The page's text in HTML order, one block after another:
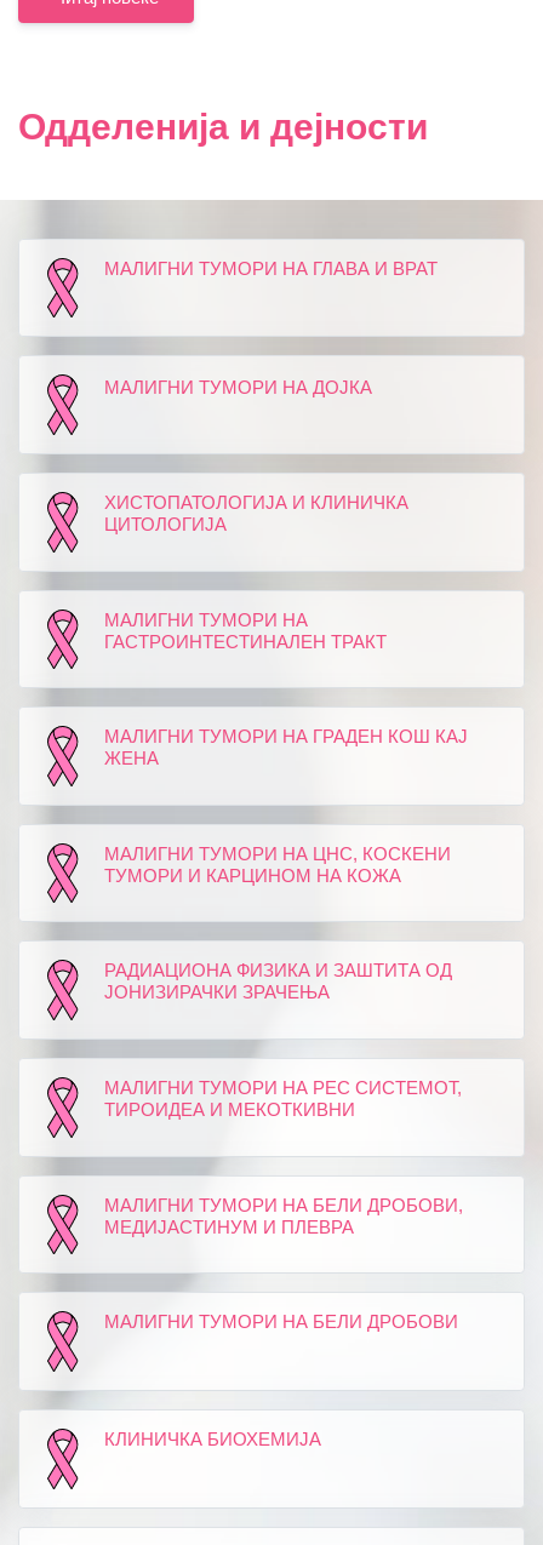
Одделенија и дејности
МАЛИГНИ ТУМОРИ НА ГЛАВА И ВРАТ
МАЛИГНИ ТУМОРИ НА ДОЈКА
ХИСТОПАТОЛОГИЈА И КЛИНИЧКА
ЦИТОЛОГИЈА
МАЛИГНИ ТУМОРИ НА
ГАСТРОИНТЕСТИНАЛЕН ТРАКТ
МАЛИГНИ ТУМОРИ НА ГРАДЕН КОШ КАЈ
ЖЕНА
МАЛИГНИ ТУМОРИ НА ЦНС, КОСКЕНИ
ТУМОРИ И КАРЦИНОМ НА КОЖА
РАДИАЦИОНА ФИЗИКА И ЗАШТИТА ОД
ЈОНИЗИРАЧКИ ЗРАЧЕЊА
МАЛИГНИ ТУМОРИ НА РЕС СИСТЕМОТ,
ТИРОИДЕА И МЕКОТКИВНИ
МАЛИГНИ ТУМОРИ НА БЕЛИ ДРОБОВИ,
МЕДИЈАСТИНУМ И ПЛЕВРА
МАЛИГНИ ТУМОРИ НА БЕЛИ ДРОБОВИ
КЛИНИЧКА БИОХЕМИЈА